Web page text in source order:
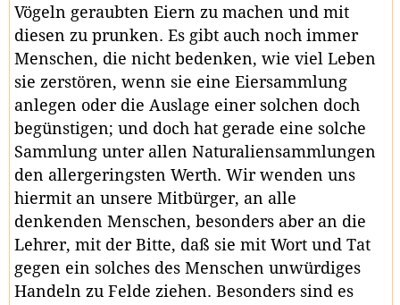
Vögeln geraubten Eiern zu machen und mit
diesen zu prunken. Es gibt auch noch immer
Menschen, die nicht bedenken, wie viel Leben
sie zerstören, wenn sie eine Eiersammlung
anlegen oder die Auslage einer solchen doch
begünstigen; und doch hat gerade eine solche
Sammlung unter allen Naturaliensammlungen
den allergeringsten Werth. Wir wenden uns
hiermit an unsere Mitbürger, an alle
denkenden Menschen, besonders aber an die
Lehrer, mit der Bitte, daß sie mit Wort und Tat
gegen ein solches des Menschen unwürdiges
Handeln zu Felde ziehen. Besonders sind es